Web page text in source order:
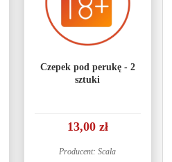
Czepek pod perukę - 2
sztuki
13,00 zł
Producent: Scala